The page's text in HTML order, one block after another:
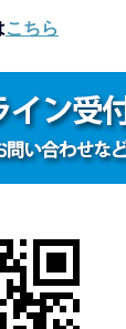
こちら